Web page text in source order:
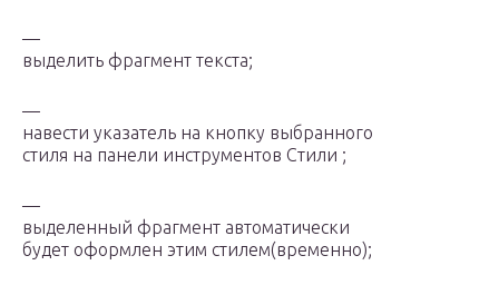
—
выделить фрагмент текста;
—
навести указатель на кнопку выбранного
стиля на панели инструментов Стили ;
—
выделенный фрагмент автоматически
будет оформлен этим стилем(временно);